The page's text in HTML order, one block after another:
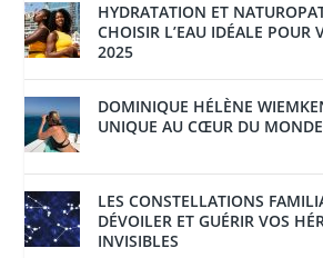
HYDRATATION ET
CHOISIR L’EAU IDÉALE POUR
2025
DOMINIQUE HÉLÈNE
UNIQUE AU CŒUR DU
LES CONSTELLATIONS
DÉVOILER ET GUÉRIR VOS
INVISIBLES